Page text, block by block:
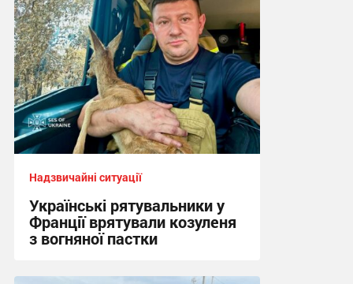
Надзвичайні ситуації
Українські рятувальники у
Франції врятували козуленя
з вогняної пастки